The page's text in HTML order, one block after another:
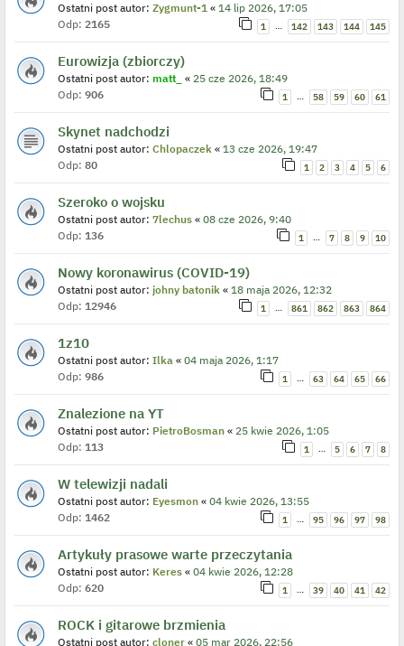
Ostatni post autor: Zygmunt-1 « 14 lip 2026, 17:05
Odp: 2165 1 … 142 143 144 145
Eurowizja (zbiorczy)
Ostatni post autor: matt_ « 25 cze 2026, 18:49
Odp: 906 1 … 58 59 60 61
Skynet nadchodzi
Ostatni post autor: Chlopaczek « 13 cze 2026, 19:47
Odp: 80 1 2 3 4 5 6
Szeroko o wojsku
Ostatni post autor: 7lechus « 08 cze 2026, 9:40
Odp: 136 1 … 7 8 9 10
Nowy koronawirus (COVID-19)
Ostatni post autor: johny batonik « 18 maja 2026, 12:32
Odp: 12946 1 … 861 862 863 864
1z10
Ostatni post autor: Ilka « 04 maja 2026, 1:17
Odp: 986 1 … 63 64 65 66
Znalezione na YT
Ostatni post autor: PietroBosman « 25 kwie 2026, 1:05
Odp: 113 1 … 5 6 7 8
W telewizji nadali
Ostatni post autor: Eyesmon « 04 kwie 2026, 13:55
Odp: 1462 1 … 95 96 97 98
Artykuły prasowe warte przeczytania
Ostatni post autor: Keres « 04 kwie 2026, 12:28
Odp: 620 1 … 39 40 41 42
ROCK i gitarowe brzmienia
Ostatni post autor: cloner « 05 mar 2026, 22:56